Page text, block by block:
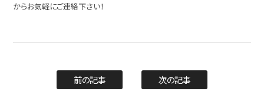
からお気軽にご連絡下さい！
前の記事 次の記事